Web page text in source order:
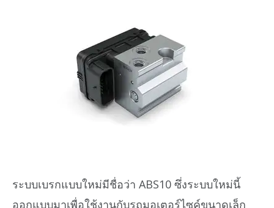
ระบบเบรกแบบใหม่มีชื่อว่า ABS10 ซึ่งระบบใหม่นี้
ออกแบบมาเพื่อใช้งานกับรถมอเตอร์ไซค์ขนาดเล็ก